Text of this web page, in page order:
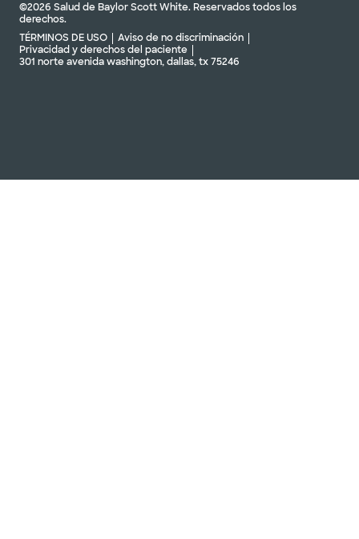
©2026 Salud de Baylor Scott White. Reservados todos los
derechos.
TÉRMINOS DE USO
Aviso de no discriminación
Privacidad y derechos del paciente
301 norte avenida washington, dallas, tx 75246